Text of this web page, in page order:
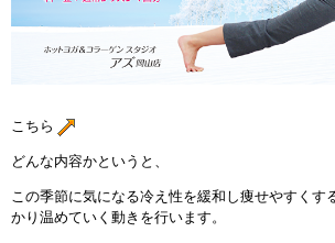
こちら
どんな内容かというと、
この季節に気になる冷え性を緩和し痩せやすくす
かり温めていく動きを行います。